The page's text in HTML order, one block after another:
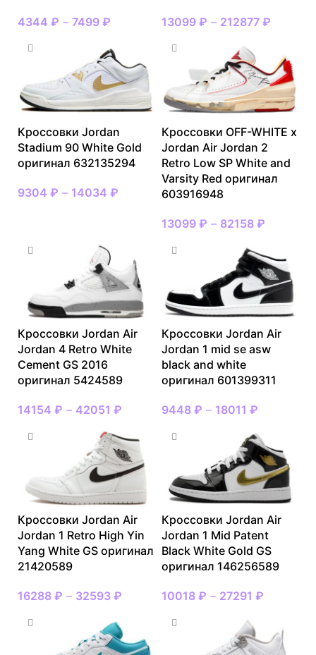
4344 ₽ – 7499 ₽ 13099 ₽ – 212877 ₽
Кроссовки Jordan
Stadium 90 White Gold
оригинал 632135294
9304 ₽ – 14034 ₽
Кроссовки OFF-WHITE x
Jordan Air Jordan 2
Retro Low SP White and
Varsity Red оригинал
603916948
13099 ₽ – 82158 ₽
Кроссовки Jordan Air
Jordan 4 Retro White
Cement GS 2016
оригинал 5424589
14154 ₽ – 42051 ₽
Кроссовки Jordan Air
Jordan 1 mid se asw
black and white
оригинал 601399311
9448 ₽ – 18011 ₽
Кроссовки Jordan Air
Jordan 1 Retro High Yin
Yang White GS оригинал
21420589
16288 ₽ – 32593 ₽
Кроссовки Jordan Air
Jordan 1 Mid Patent
Black White Gold GS
оригинал 146256589
10018 ₽ – 27291 ₽